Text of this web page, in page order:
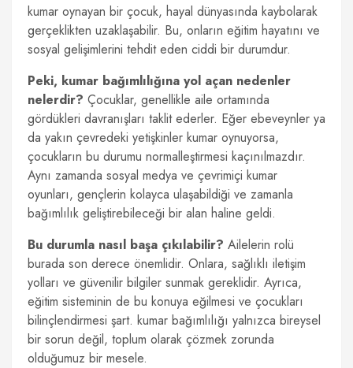
kumar oynayan bir çocuk, hayal dünyasında kaybolarak
gerçeklikten uzaklaşabilir. Bu, onların eğitim hayatını ve
sosyal gelişimlerini tehdit eden ciddi bir durumdur.
Peki, kumar bağımlılığına yol açan nedenler
nelerdir? Çocuklar, genellikle aile ortamında
gördükleri davranışları taklit ederler. Eğer ebeveynler ya
da yakın çevredeki yetişkinler kumar oynuyorsa,
çocukların bu durumu normalleştirmesi kaçınılmazdır.
Aynı zamanda sosyal medya ve çevrimiçi kumar
oyunları, gençlerin kolayca ulaşabildiği ve zamanla
bağımlılık geliştirebileceği bir alan haline geldi.
Bu durumla nasıl başa çıkılabilir? Ailelerin rolü
burada son derece önemlidir. Onlara, sağlıklı iletişim
yolları ve güvenilir bilgiler sunmak gereklidir. Ayrıca,
eğitim sisteminin de bu konuya eğilmesi ve çocukları
bilinçlendirmesi şart. kumar bağımlılığı yalnızca bireysel
bir sorun değil, toplum olarak çözmek zorunda
olduğumuz bir mesele.